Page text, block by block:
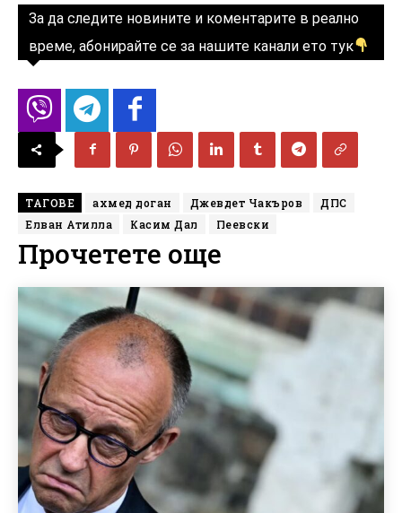
За да следите новините и коментарите в реално
време, абонирайте се за нашите канали ето тук
ТАГОВЕ ахмед доган Джевдет Чакъров
ДПС
Елван Атилла
Касим Дал Пеевски
Прочетете още